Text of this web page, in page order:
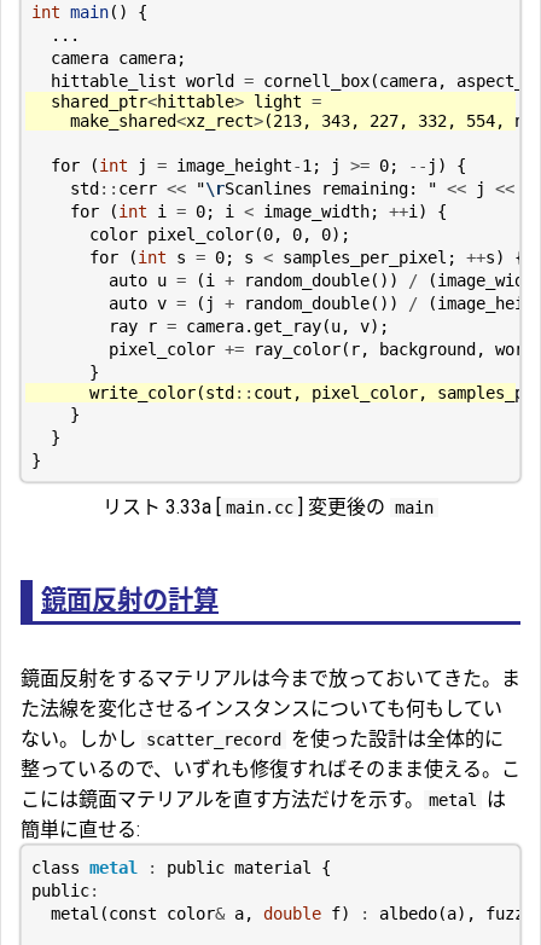
int main()
{
...
camera camera;
hittable_list world = cornell_box(camera,
shared_ptr<hittable> light =
make_shared<xz_rect>(213, 343, 227, 332, 554,
for (int j = image_height-1 ; j >= 0; -- j )
{
std :: cerr << "\rScanlines remaining: " << j <<
for
(int i = 0; i < image_width; ++i )
{
color pixel_color(0, 0, 0);
for
(int s = 0; s < samples_per_pixel ; ++s)
{
auto u = (i + random_double()) / (
auto v = ( j + random_double()) / (
ray
r = camera.get_ray(u, v);
pixel_color += ray_color( r, background ,
}
write_color(std :: cout , pixel_color,
}
}
}
リスト 3.33a [ main.cc ] 変更後の main
鏡面反射の計算
鏡面反射をするマテリアルは今まで放っておいてきた。ま
た法線を変化させるインスタンスについても何もしてい
ない。しかし
scatter_record
を使った設計は全体的に
整っているので、いずれも修復すればそのまま使える。こ
こには鏡面マテリアルを直す方法だけを示す。
metal
は
簡単に直せる:
class metal : public material
{
public:
metal (const color& a, double f) : albedo(a), fuzz